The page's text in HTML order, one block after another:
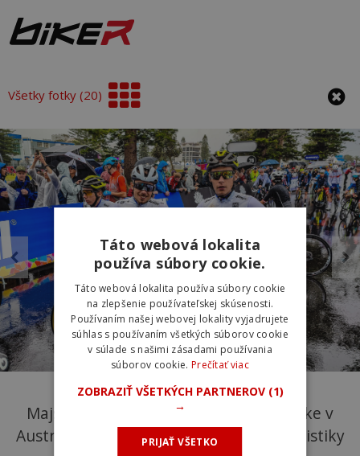
Všetky fotky (20)
Slovenská reprezentácia U23 na
Majstrovstvách sveta v cestnej cyklistike v
Austrálii 2022. Foto: Slovenský zväz cyklistiky
Táto webová lokalita
používa súbory cookie.
Táto webová lokalita používa súbory cookie
na zlepšenie používateľskej skúsenosti.
Používaním našej webovej lokality vyjadrujete
súhlas s používaním všetkých súborov cookie
v súlade s našimi zásadami používania
súborov cookie. Prečítať viac
ZOBRAZIŤ VŠETKÝCH PARTNEROV (1)
→
PRIJAŤ VŠETKO